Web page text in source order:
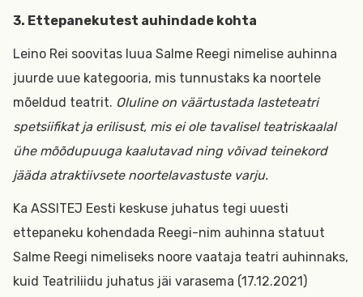
3. Ettepanekutest auhindade kohta
Leino Rei soovitas luua Salme Reegi nimelise auhinna
juurde uue kategooria, mis tunnustaks ka noortele
mõeldud teatrit. Oluline on väärtustada lasteteatri
spetsiifikat ja erilisust, mis ei ole tavalisel teatriskaalal
ühe mõõdupuuga kaalutavad ning võivad teinekord
jääda atraktiivsete noortelavastuste varju.
Ka ASSITEJ Eesti keskuse juhatus tegi uuesti
ettepaneku kohendada Reegi-nim auhinna statuut
Salme Reegi nimeliseks noore vaataja teatri auhinnaks,
kuid Teatriliidu juhatus jäi varasema (17.12.2021)